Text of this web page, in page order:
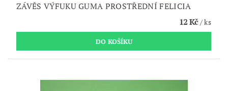
ZÁVĚS VÝFUKU GUMA PROSTŘEDNÍ FELICIA
12 Kč/ ks